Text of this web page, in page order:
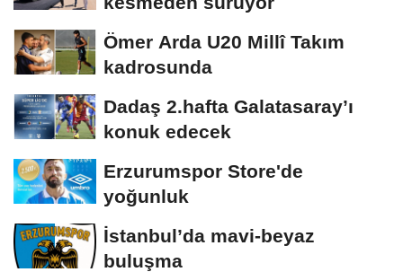
Ömer Arda U20 Millî Takım
kadrosunda
Dadaş 2.hafta Galatasaray’ı
konuk edecek
Erzurumspor Store'de
yoğunluk
İstanbul’da mavi-beyaz
buluşma